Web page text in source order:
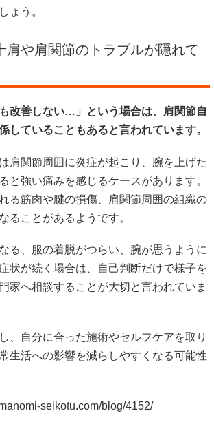
ょう。
肩や肩関節のトラブルが隠れて
改善しない…」という場合は、肩関節自
していることもあると言われています。
肩関節周囲に炎症が起こり、腕を上げた
と強い痛みを感じるケースがあります。
る筋肉や腱の損傷、肩関節周囲の組織の
ることがあるようです。
る、服の着脱がつらい、腕が思うように
状が続く場合は、自己判断だけで様子を
家へ相談することが大切と言われていま
、自分に合った施術やセルフケアを取り
生活への影響を減らしやすくなる可能性
seikotu.com/blog/4152/